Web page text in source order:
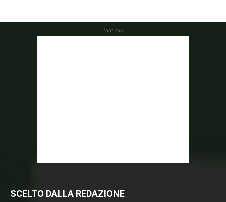
foot top
SCELTO DALLA REDAZIONE